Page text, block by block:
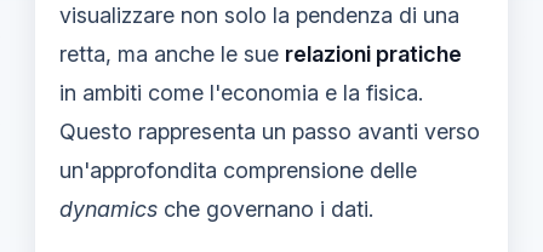
visualizzare non solo la pendenza di una
retta, ma anche le sue relazioni pratiche
in ambiti come l'economia e la fisica.
Questo rappresenta un passo avanti verso
un'approfondita comprensione delle
dynamics che governano i dati.